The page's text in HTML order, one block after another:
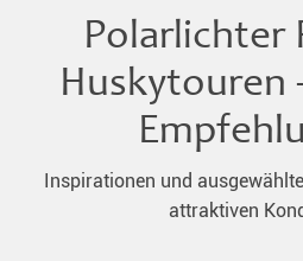
Polarlichter
Huskytouren
Inspirationen und
attraktiven